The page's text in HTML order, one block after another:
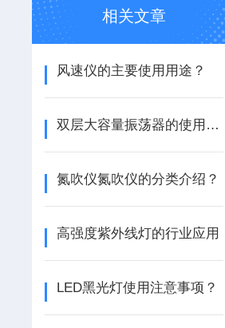
相关文章
风速仪的主要使用用途？
双层大容量振荡器的使用方法？
氮吹仪氮吹仪的分类介绍？
高强度紫外线灯的行业应用
LED黑光灯使用注意事项？